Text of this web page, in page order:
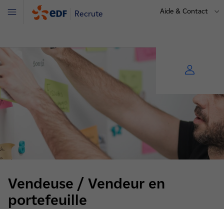
Recrute Aide & Contact
Menu
Vendeuse / Vendeur en
portefeuille